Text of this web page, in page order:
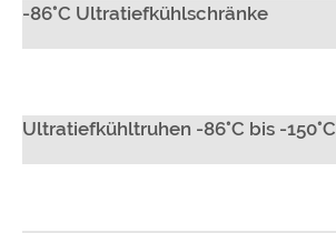
-86°C Ultratiefkühlschränke
Ultratiefkühltruhen -86°C bis -150°C